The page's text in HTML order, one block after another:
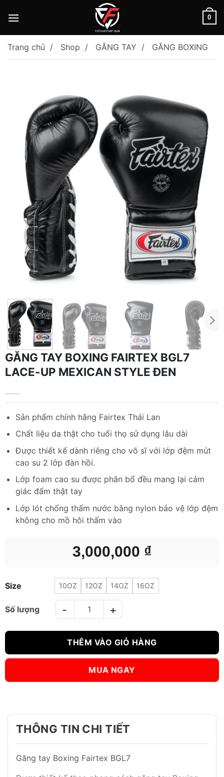
0
Trang chủ Shop GĂNG TAY GĂNG BOXING
GĂNG TAY BOXING FAIRTEX BGL7
LACE-UP MEXICAN STYLE ĐEN
3,000,000 ₫
Sản phẩm chính hãng Fairtex Thái Lan
Chất liệu da thật cho tuổi thọ sử dụng lâu dài
Được thiết kế dành riêng cho võ sĩ với lớp đệm mút
cao su 2 lớp đàn hồi.
Lớp foam cao su được phân bổ đều mang lại cảm
giác đấm thật tay
Lớp lót chống thấm nước bằng nylon bảo vệ lớp đệm
không cho mồ hôi thấm vào
Size 10OZ 12OZ 14OZ 16OZ
GĂNG TAY BOXING FAIRTEX BGL7 LACE-UP MEXICAN
THÊM VÀO GIỎ HÀNG
MUA NGAY
THÔNG TIN CHI TIẾT
Găng tay Boxing Fairtex BGL7